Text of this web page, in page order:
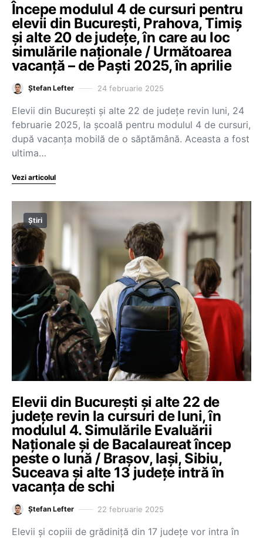
Începe modulul 4 de cursuri pentru
elevii din București, Prahova, Timiș
și alte 20 de județe, în care au loc
simulările naționale / Următoarea
vacanță – de Paști 2025, în aprilie
Ștefan Lefter 24 februarie 2025
Elevii din București și alte 22 de județe revin luni, 24
februarie 2025, la școală pentru modulul 4 de cursuri,
după vacanța mobilă de o săptămână. Aceasta a fost
ultima…
Vezi articolul
Știri
Elevii din București și alte 22 de
județe revin la cursuri de luni, în
modulul 4. Simulările Evaluării
Naționale și de Bacalaureat încep
peste o lună / Brașov, Iași, Sibiu,
Suceava și alte 13 județe intră în
vacanța de schi
Ștefan Lefter 22 februarie 2025
Elevii și copiii de grădiniță din 17 județe vor intra în